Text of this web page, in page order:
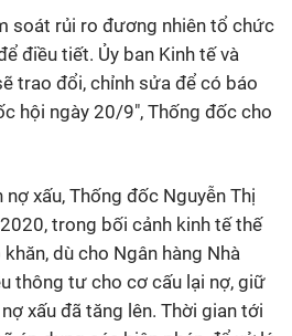
soát rủi ro đương nhiên tổ chức
điều tiết. Ủy ban Kinh tế và
trao đổi, chỉnh sửa để có báo
hội ngày 20/9", Thống đốc cho
nợ xấu, Thống đốc Nguyễn Thị
trong bối cảnh kinh tế thế
dù cho Ngân hàng Nhà
thông tư cho cơ cấu lại nợ, giữ
xấu đã tăng lên. Thời gian tới